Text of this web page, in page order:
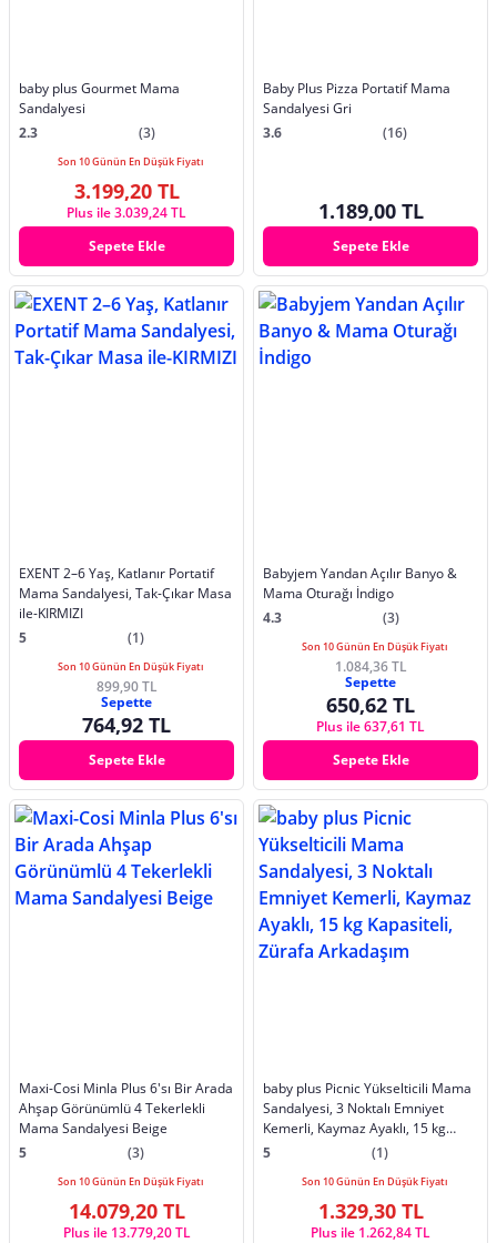
baby plus Gourmet Mama
Sandalyesi
2.3
(3)
Son 10 Günün En Düşük Fiyatı
3.199,20 TL
Plus ile 3.039,24 TL
Sepete Ekle
Baby Plus Pizza Portatif Mama
Sandalyesi Gri
3.6
(16)
1.189,00 TL
Sepete Ekle
EXENT 2–6 Yaş, Katlanır Portatif
Mama Sandalyesi, Tak-Çıkar Masa
ile-KIRMIZI
5
(1)
Son 10 Günün En Düşük Fiyatı
899,90 TL
Sepette
764,92 TL
Sepete Ekle
Babyjem Yandan Açılır Banyo &
Mama Oturağı İndigo
4.3
(3)
Son 10 Günün En Düşük Fiyatı
1.084,36 TL
Sepette
650,62 TL
Plus ile 637,61 TL
Sepete Ekle
Maxi-Cosi Minla Plus 6'sı Bir Arada
Ahşap Görünümlü 4 Tekerlekli
Mama Sandalyesi Beige
5
(3)
Son 10 Günün En Düşük Fiyatı
14.079,20 TL
Plus ile 13.779,20 TL
baby plus Picnic Yükselticili Mama
Sandalyesi, 3 Noktalı Emniyet
Kemerli, Kaymaz Ayaklı, 15 kg
Kapasiteli, Zürafa Arkadaşım
5 (1)
Son 10 Günün En Düşük Fiyatı
1.329,30 TL
Plus ile 1.262,84 TL